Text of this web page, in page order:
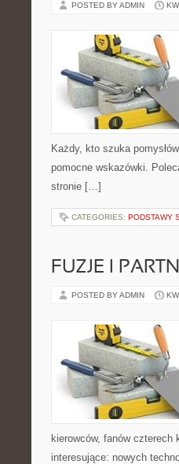
POSTED BY ADMIN
Każdy, kto szuka
pomocne wskazówki.
stronie […]
CATEGORIES: PODSTAWY
FUZJE I
POSTED BY ADMIN
kierowców, fanów czterech
interesujące: nowych